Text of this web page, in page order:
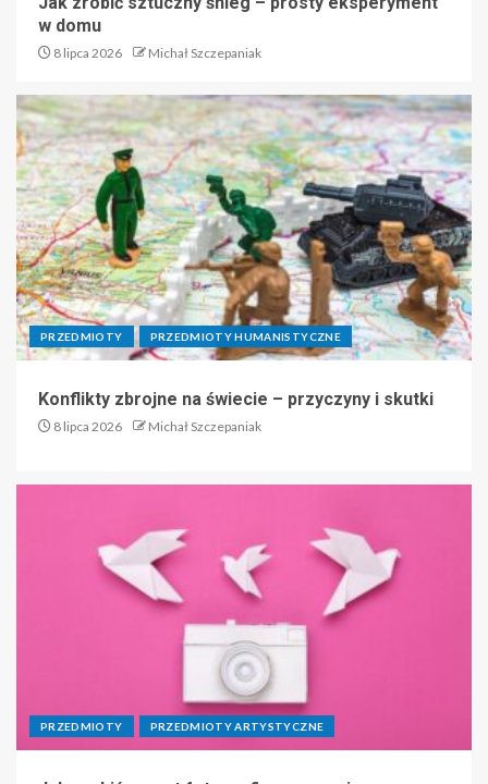
w domu
8 lipca 2026 Michał Szczepaniak
PRZEDMIOTY PRZEDMIOTY HUMANISTYCZNE
Konflikty zbrojne na świecie – przyczyny i skutki
8 lipca 2026 Michał Szczepaniak
PRZEDMIOTY PRZEDMIOTY ARTYSTYCZNE